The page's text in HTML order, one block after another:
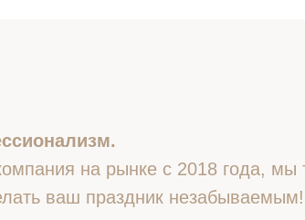
на рынке с 2018 года, мы
ваш праздник незабываемым!